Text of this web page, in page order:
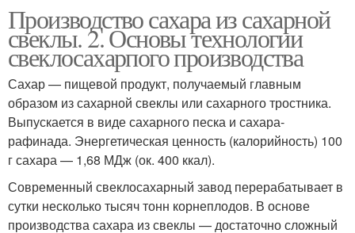
Производство сахара из сахарной
свеклы. 2. Основы технологии
свеклосахарпого производства
Сахар — пищевой продукт, получаемый главным
образом из сахарной свеклы или сахарного тростника.
Выпускается в виде сахарного песка и сахара-
рафинада. Энергетическая ценность (калорийность) 100
г сахара — 1,68 МДж (ок. 400 ккал).
Современный свеклосахарный завод перерабатывает в
сутки несколько тысяч тонн корнеплодов. В основе
производства сахара из свеклы — достаточно сложный